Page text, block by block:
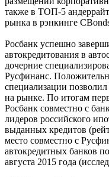
также в ТОП-5
рынка в рэнкинге
Росбанк успешно
автокредитования в
дочерние
Русфинанс.
специализации
на рынке. По итогам
Росбанк совместно с
лидеров российского
выданных кредитов
место совместно с
автокредитных банков
августа 2015 года